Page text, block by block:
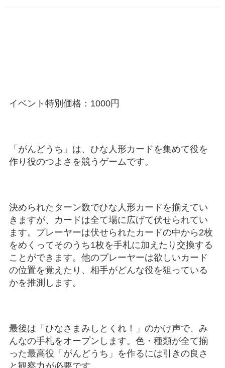
イベント特別価格：1000円
「がんどうち」は、ひな人形カードを集めて役を
作り役のつよさを競うゲームです。
決められたターン数でひな人形カードを揃えてい
きますが、カードは全て場に広げて伏せられてい
ます。プレーヤーは伏せられたカードの中から2枚
をめくってそのうち1枚を手札に加えたり交換する
ことができます。他のプレーヤーは欲しいカード
の位置を覚えたり、相手がどんな役を狙っている
かを推測します。
最後は「ひなさまみしとくれ！」のかけ声で、み
んなの手札をオープンします。色・種類が全て揃
った最高役「がんどうち」を作るには引きの良さ